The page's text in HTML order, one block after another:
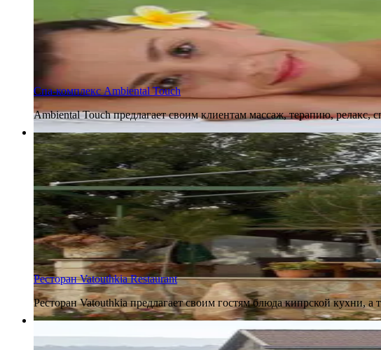
21 апреля 2017
Спа-комплекс Ambiental Touch
Ambiental Touch предлагает своим клиентам массаж, терапию, релакс,
Ресторан Vatouthkia Restaurant
Ресторан Vatouthkia предлагает своим гостям блюда кипрской